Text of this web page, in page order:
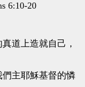
6:10-20
道上造就自己，
主耶穌基督的憐